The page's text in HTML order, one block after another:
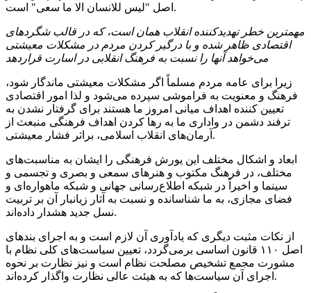
اصل "لیس للانسان الا ما سعی" است.
مهمترین خطر تهدیدکننده انقلاب همان است، که در قالب شگردهای
اقتصادی ظاهر شده و با درگیر کردن مردم در مشکلات معیشتی
می‌خواهد آنها را نسبت به فرهنگ انقلابی در اسارت قراردهد
زیرا برای عامه مردم مسلماً اگر مشکلات معیشتی ماندگار شود،
فرهنگ و معنویت به فراموشی سپرده می‌شود و لذا امور اقتصادی
تعیین کننده اهداف میانی امروز ما هستند برای گرفتار نشدن به
ترفند دشمن در واداری ما به رها کردن اهداف فرهنگی منبعث از
آرمان‌های انقلاب اسلامی، براثر فشار معیشتی.
ابعاد و اشکال مختلف این یورش فرهنگی را ایشان به مناسبت‌های
مختلف، در فرهنگ مکتوب و هنرهای سمعی و بصری و تجسمی و
سینما و اخیراً در شبکه اطلاع‌رسانی جهانی و شبکه ماهواره‌ای و
فضای مجازی، به ما شناسانده و نسبت به آثار زیانبار آن بر تربیت
نسل جدید هشدار داده‌اند.
از نکات مثبت دیگری که یادآوری آن لازم است و به اجرای بندهای
اصل ۱۱۰ قانون اساسی برمی‌گردد، تعیین سیاست‌های کلی نظام با
مشورت مجمع تشخیص مصلحت نظام است و نیز نظارت بر نحوه
اجرای آن سیاست‌ها که به هیئت عالی نظارت واگذار کرده‌اند.